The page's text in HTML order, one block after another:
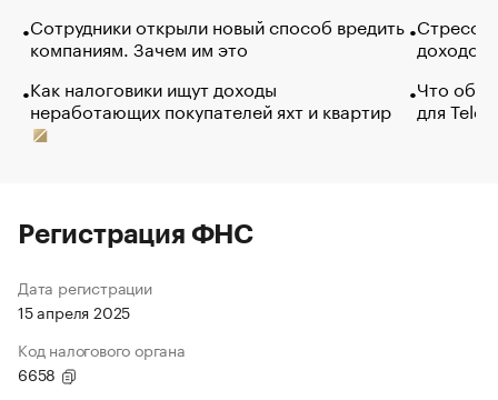
Сотрудники открыли новый способ вредить
компаниям. Зачем им это
Как налоговики ищут доходы
неработающих покупателей яхт и квартир
Стресс
доходов
Что
для
Регистрация ФНС
Дата регистрации
15 апреля 2025
Код налогового органа
6658